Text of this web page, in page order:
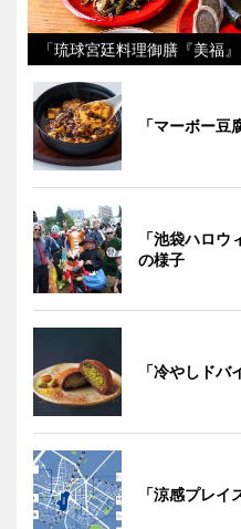
「琉球宮廷料理御膳『美福』
「マーボー豆
「池袋ハロ
の様子
「冷やしドバ
「涼感プレイ